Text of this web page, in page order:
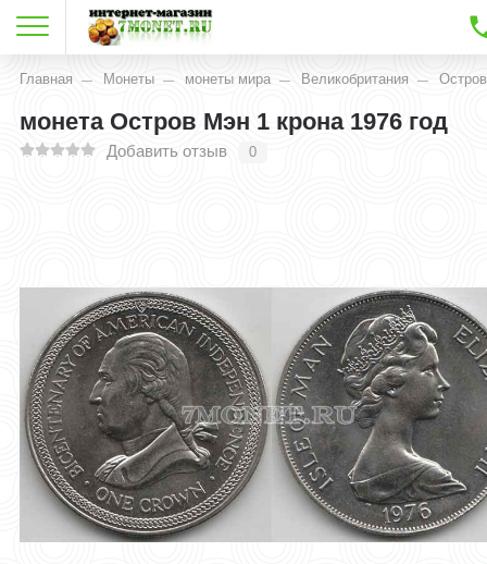
Главная Монеты монеты мира Великобритания
монета Остров Мэн 1 крона 1976 год
Добавить отзыв 0